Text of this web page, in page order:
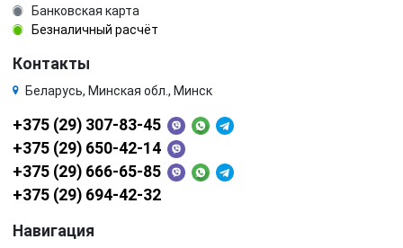
Банковская карта
Безналичный расчёт
Контакты
Беларусь, Минская обл., Минск
+375 (29) 307-83-45
+375 (29) 650-42-14
+375 (29) 666-65-85
+375 (29) 694-42-32
Навигация